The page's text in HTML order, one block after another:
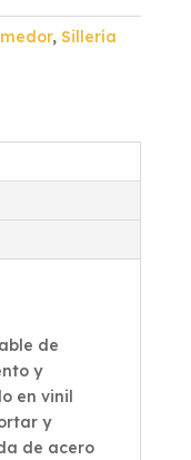
, Sillería
de
y
en vinil
y
de acero